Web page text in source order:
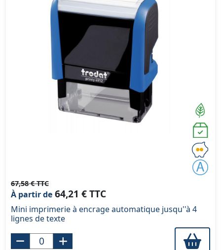
67,58 € TTC
À partir de 64,21 € TTC
Mini imprimerie à encrage automatique jusqu''à 4
lignes de texte